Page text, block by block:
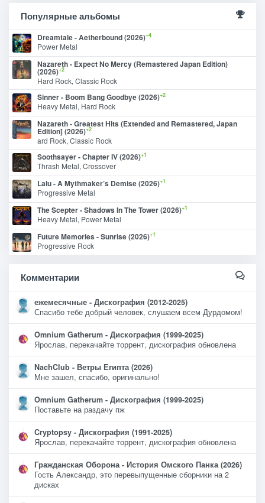
Популярные альбомы
Dreamtale - Aetherbound (2026)+4
Power Metal
Nazareth - Expect No Mercy (Remastered Japan Edition)
(2026)+2
Hard Rock, Classic Rock
Sinner - Boom Bang Goodbye (2026)+2
Heavy Metal, Hard Rock
Nazareth - Greatest Hits (Extended and Remastered, Japan
Edition] (2026)+2
ard Rock, Classic Rock
Soothsayer - Chapter IV (2026)+1
Thrash Metal, Crossover
Lalu - A Mythmaker’s Demise (2026)+1
Progressive Metal
The Scepter - Shadows In The Tower (2026)+1
Heavy Metal, Power Metal
Future Memories - Sunrise (2026)+1
Progressive Rock
Комментарии
ежемесячные - Дискография (2012-2025)
Спасибо тебе добрый человек, слушаем всем Дурдомом!
Omnium Gatherum - Дискография (1999-2025)
Ярослав, перекачайте торрент, дискография обновлена
NachClub - Ветры Египта (2026)
Мне зашел, спасибо, оригинально!
Omnium Gatherum - Дискография (1999-2025)
Поставьте на раздачу пж
Cryptopsy - Дискография (1991-2025)
Ярослав, перекачайте торрент, дискография обновлена
Гражданская Оборона - История Омского Панка (2026)
Гость Александр, это перевыпущенные сборники на 2
дисках